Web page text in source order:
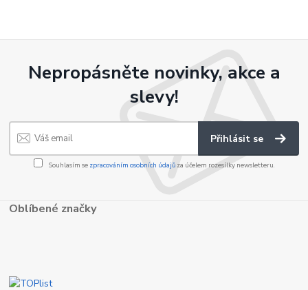
Nepropásněte novinky, akce a
slevy!
Přihlásit se
Souhlasím se zpracováním osobních údajůza účelem rozesílky newsletteru.
Oblíbené značky